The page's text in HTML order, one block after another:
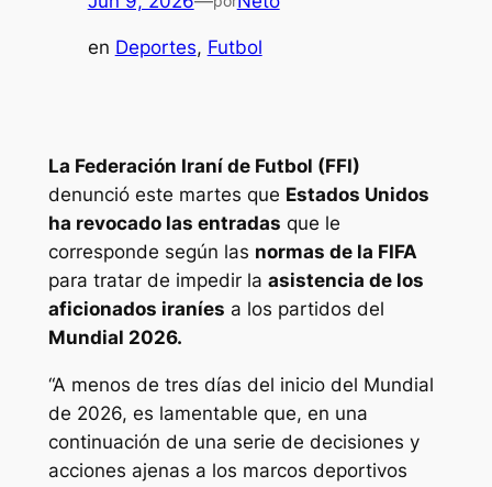
en Deportes, Futbol
La Federación Iraní de Futbol (FFI)
denunció este martes que Estados Unidos
ha revocado las entradas que le
corresponde según las normas de la FIFA
para tratar de impedir la asistencia de los
aficionados iraníes a los partidos del
Mundial 2026.
“A menos de tres días del inicio del Mundial
de 2026, es lamentable que, en una
continuación de una serie de decisiones y
acciones ajenas a los marcos deportivos